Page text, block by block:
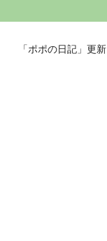
「ポポの日記」更新